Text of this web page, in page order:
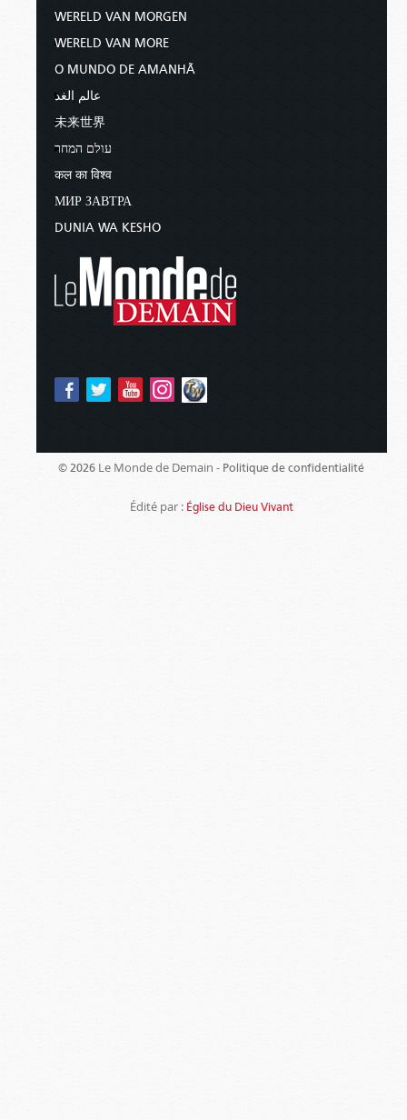
WERELD VAN MORGEN
WERELD VAN MORE
O MUNDO DE AMANHÃ
عالم الغد
未来世界
עולם המחר
कल का विश्व
МИР ЗАВТРА
DUNIA WA KESHO
© 2026 Le Monde de Demain - Politique de confidentialité
Édité par : Église du Dieu Vivant